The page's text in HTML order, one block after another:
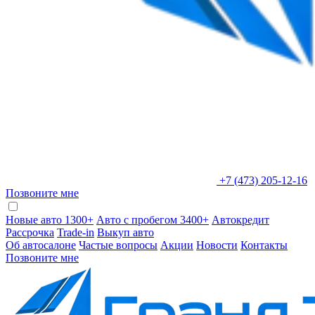
+7 (473) 205-12-16
Позвоните мне
Новые авто 1300+ Авто с пробегом 3400+ Автокредит
Рассрочка Trade-in Выкуп авто
Об автосалоне Частые вопросы Акции Новости Контакты
Позвоните мне